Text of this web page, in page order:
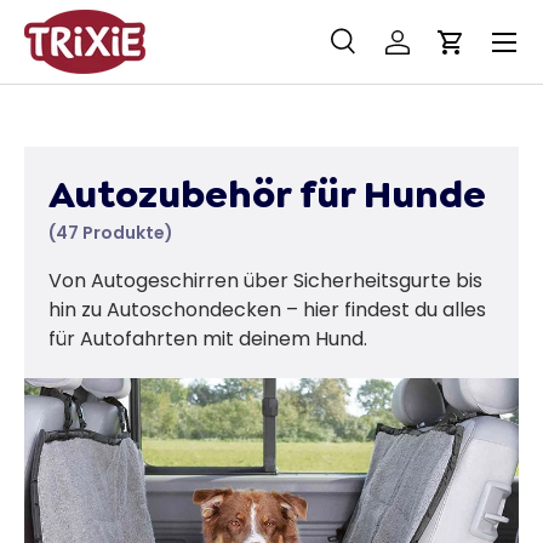
Direkt zum Inhalt
Suchen
SucheEinloggen
Menü
Autozubehör für Hunde
(47 Produkte)
Von Autogeschirren über Sicherheitsgurte bis
hin zu Autoschondecken – hier findest du alles
für Autofahrten mit deinem Hund.